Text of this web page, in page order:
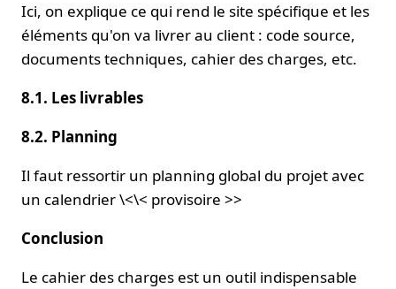
Ici, on explique ce qui rend le site spécifique et les
éléments qu'on va livrer au client : code source,
documents techniques, cahier des charges, etc.
8.1. Les livrables
8.2. Planning
Il faut ressortir un planning global du projet avec
un calendrier \<\< provisoire >>
Conclusion
Le cahier des charges est un outil indispensable